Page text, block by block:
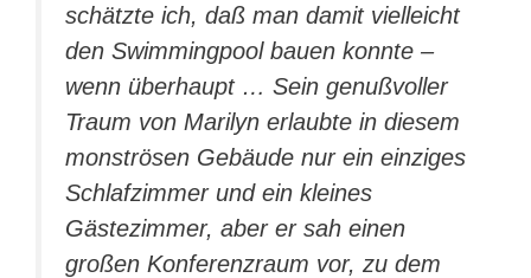
schätzte ich, daß man damit vielleicht
den Swimmingpool bauen konnte –
wenn überhaupt … Sein genußvoller
Traum von Marilyn erlaubte in diesem
monströsen Gebäude nur ein einziges
Schlafzimmer und ein kleines
Gästezimmer, aber er sah einen
großen Konferenzraum vor, zu dem